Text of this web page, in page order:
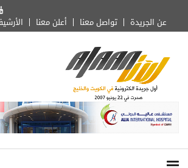
أعلن معنا تواصل معنا عن الجريدة